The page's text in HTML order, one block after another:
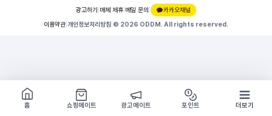
광고하기 매체 제휴 메일 문의 |
카카오채널
이용약관 개인정보처리방침 © 2026 ODDM. All rights reserved.
쇼핑몰 구경하기
방문시 1G
홈
쇼핑메이트 광고메이트 포인트 더보기